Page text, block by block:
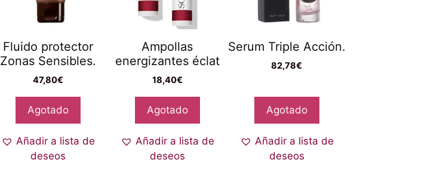
Fluido protector
Zonas Sensibles.
47,80€
Agotado
Añadir a lista de
deseos
Ampollas
energizantes éclat
18,40€
Agotado
Añadir a lista de
deseos
Serum Triple Acción.
82,78€
Agotado
Añadir a lista de
deseos